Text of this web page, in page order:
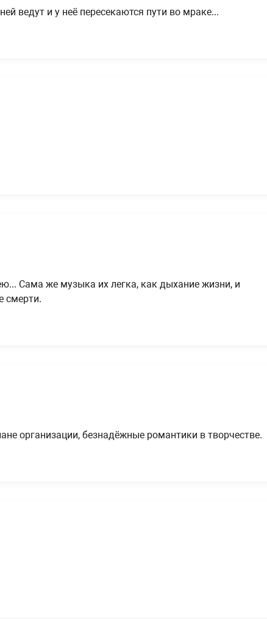
ведут и у неё пересекаются пути во мраке...
Сама же музыка их легка, как дыхание жизни, и
смерти.
организации, безнадёжные романтики в творчестве.